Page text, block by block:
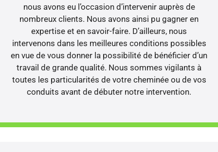
nous avons eu l’occasion d’intervenir auprès de
nombreux clients. Nous avons ainsi pu gagner en
expertise et en savoir-faire. D’ailleurs, nous
intervenons dans les meilleures conditions possibles
en vue de vous donner la possibilité de bénéficier d’un
travail de grande qualité. Nous sommes vigilants à
toutes les particularités de votre cheminée ou de vos
conduits avant de débuter notre intervention.